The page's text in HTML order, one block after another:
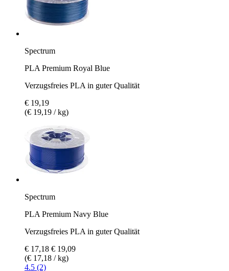
Spectrum
PLA Premium Royal Blue
Verzugsfreies PLA in guter Qualität
€ 19,19
(€ 19,19 / kg)
Spectrum
PLA Premium Navy Blue
Verzugsfreies PLA in guter Qualität
€ 17,18 € 19,09
(€ 17,18 / kg)
4.5 (2)